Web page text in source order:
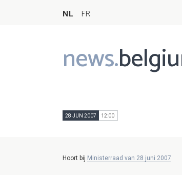
NL FR
news.
Main
navigation
28 JUN 2007 12:00
Hoort bij Ministerraad van 28 juni 2007